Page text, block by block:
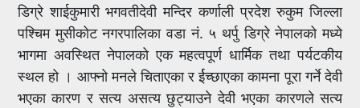
डिग्रे शाईकुमारी भगवतीदेवी मन्दिर कर्णाली प्रदेश रुकुम जिल्ला
पश्चिम मुसीकोट नगरपालिका वडा नं. ५ थर्पु डिग्रे नेपालको मध्ये
भागमा अवस्थित नेपालको एक महत्वपूर्ण धार्मिक तथा पर्यटकीय
स्थल हो । आफ्नो मनले चिताएका र र्ईच्छाएका कामना पूरा गर्ने देवी
भएका कारण र सत्य असत्य छुट्याउने देवी भएका कारणले सत्य